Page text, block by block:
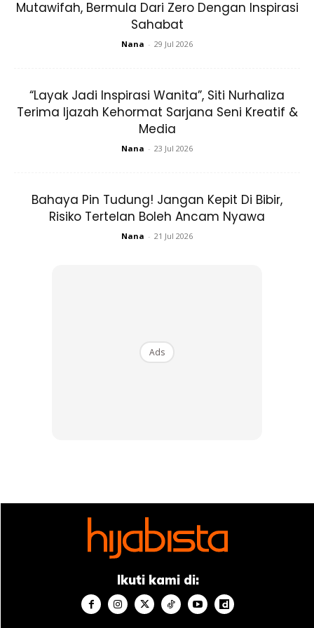
sihat.
Membentuk tubuh badan yang menarik
yang banyak. Menaiki bukit dapat menguatkanotot-otot
kaki dan otot gluteusanda. Pendakian semestinya
berfungsi untuk mengangkat serta keseimbangan badan
pinggul, peha dan kaki anda. Mereka yang selalu mendaki
bukit mempunya kaki yang kuat dan pinggul yang anjal.
Mutawifah, Bermula Dari Zero Dengan Inspirasi
Sahabat
Nana - 29 Jul 2026
“Layak Jadi Inspirasi Wanita”, Siti Nurhaliza
Terima Ijazah Kehormat Sarjana Seni Kreatif &
Media
Nana - 23 Jul 2026
Bahaya Pin Tudung! Jangan Kepit Di Bibir,
Risiko Tertelan Boleh Ancam Nyawa
Nana - 21 Jul 2026
Ads
Ikuti kami di: